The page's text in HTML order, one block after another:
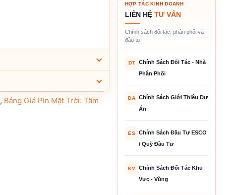
, Bảng Giá Pin Mặt Trời: Tấm
HỢP TÁC KINH DOANH
LIÊN HỆ TƯ VẤN
Chính sách đối tác, phân phối và
đầu tư
DT
Chính Sách Đối Tác - Nhà
Phân Phối
DA
Chính Sách Giới Thiệu Dự
Án
ES
Chính Sách Đầu Tư ESCO
/ Quỹ Đầu Tư
KV
Chính Sách Đối Tác Khu
Vực - Vùng